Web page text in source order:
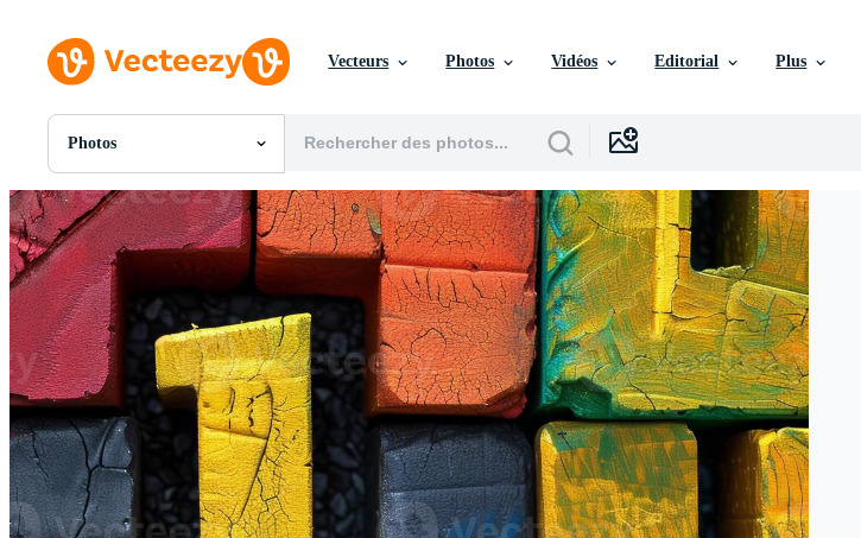
Vecteurs Photos Vidéos Editorial Plus
Photos
Toutes Images
Photos
PNGs
PSDs
SVGs
Modèles
Vecteurs
Vidéos
Motion graphics
Images Éditoriales
Événements Éditoriaux